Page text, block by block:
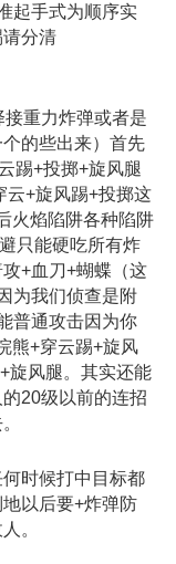
手式为顺序实
分清
重力炸弹或者是
的些出来）首先
踢+投掷+旋风腿
云+旋风踢+投掷这
火焰陷阱各种陷阱
只能硬吃所有炸
+血刀+蝴蝶（这
为我们侦查是附
普通攻击因为你
熊+穿云踢+旋风
旋风腿。其实还能
20级以前的连招
时候打中目标都
以后要+炸弹防
。